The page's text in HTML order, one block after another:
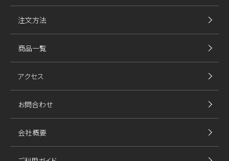
注文方法
商品一覧
アクセス
お問合わせ
会社概要